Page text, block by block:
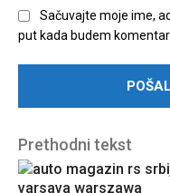
Sačuvajte moje ime,
put kada budem
Prethodni tekst